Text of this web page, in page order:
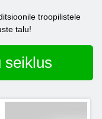
troopilistele
talu!
seiklus